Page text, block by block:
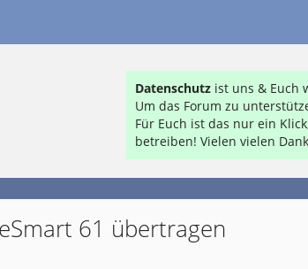
Datenschutz ist uns & Euch
Um das Forum zu
Für Euch ist das nur ein
betreiben! Vielen vielen
61 übertragen